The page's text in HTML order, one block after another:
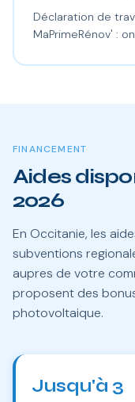
Déclaration de
MaPrimeRénov' :
FINANCEMENT
Aides
2026
En Occitanie, les
subventions
aupres de votre
proposent des
photovoltaique.
Jusqu'à 3